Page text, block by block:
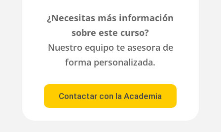
¿Necesitas más información
sobre este curso?
Nuestro equipo te asesora de
forma personalizada.
Contactar con la Academia